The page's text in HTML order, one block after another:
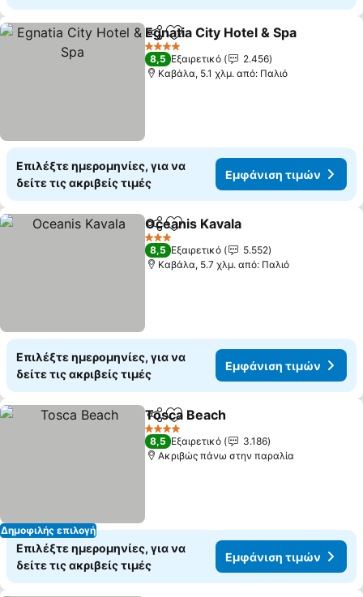
Κοινοποίηση
Προσθήκη στα αγαπημένα
Egnatia City Hotel & Spa
4 Αστέρια
8,5 Εξαιρετικό
2.456
Καβάλα, 5.1 χλμ. από: Παλιό
Επιλέξτε ημερομηνίες, για να
δείτε τις ακριβείς τιμές
Εμφάνιση τιμών
Κοινοποίηση
Προσθήκη στα αγαπημένα
Oceanis Kavala
3 Αστέρια
8,5 Εξαιρετικό
5.552
Καβάλα, 5.7 χλμ. από: Παλιό
Επιλέξτε ημερομηνίες, για να
δείτε τις ακριβείς τιμές
Εμφάνιση τιμών
Δημοφιλής επιλογή
Κοινοποίηση
Προσθήκη στα αγαπημένα
Tosca Beach
4 Αστέρια
8,5 Εξαιρετικό
3.186
Ακριβώς πάνω στην παραλία
Επιλέξτε ημερομηνίες, για να
δείτε τις ακριβείς τιμές
Εμφάνιση τιμών